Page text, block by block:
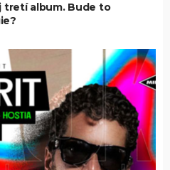
tretí album. Bude to